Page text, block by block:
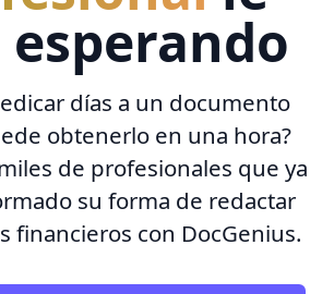
esperando
días a un documento
obtenerlo en una hora?
de profesionales que ya
su forma de redactar
financieros con DocGenius.